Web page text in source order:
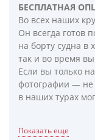
БЕСПЛАТНАЯ
Во всех наших
Он всегда готов
на борту судна в
так и во время
Если вы только
фотографии — не
в наших турах
Показать еще